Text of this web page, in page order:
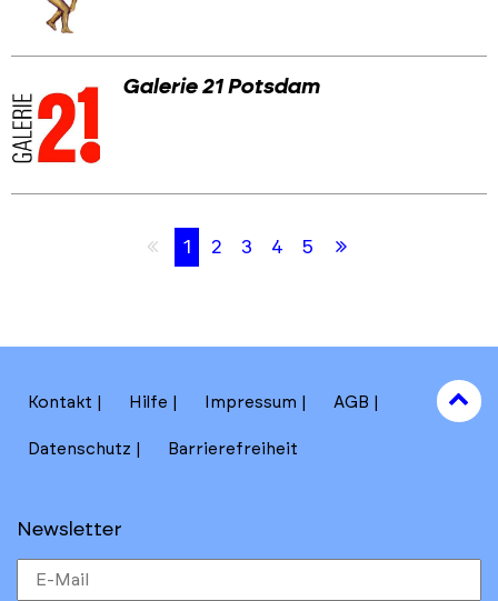
Galerie 21 Potsdam
Erste
1 2 3 4 5
Kontakt Hilfe Impressum AGB
Datenschutz Barrierefreiheit
Newsletter
to
top